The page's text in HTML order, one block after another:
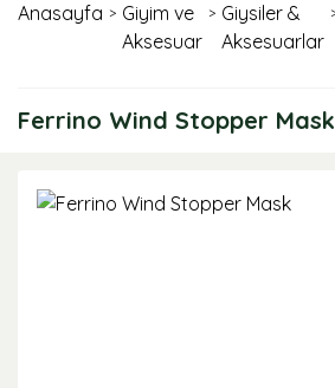
Anasayfa
Giyim ve
Aksesuar
Giysiler &
Aksesuarlar
Ferrino Wind Stopper Mask